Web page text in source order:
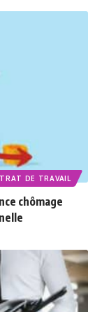
DE TRAVAIL
chômage